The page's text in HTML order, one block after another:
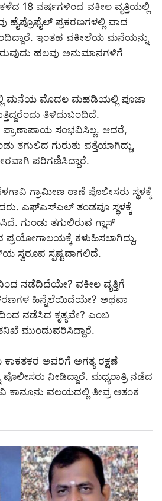
18 ವರ್ಷಗಳಿಂದ ವಕೀಲ ವೃತ್ತಿಯಲ್ಲಿ
ಹೈಪ್ರೊಫೈಲ್ ಪ್ರಕರಣಗಳಲ್ಲಿ ವಾದ
ಇಂತಹ ವಕೀಲೆಯ ಮನೆಯನ್ನು
ಹಲವು ಅನುಮಾನಗಳಿಗೆ
ಮನೆಯ ಮೊದಲ ಮಹಡಿಯಲ್ಲಿ ಪೂಜಾ
ತಿಳಿದುಬಂದಿದೆ.
ಪ್ರಾಣಾಪಾಯ ಸಂಭವಿಸಿಲ್ಲ. ಆದರೆ,
ತಗುಲಿದ ಗುರುತು ಪತ್ತೆಯಾಗಿದ್ದು,
ಪರಿಗಣಿಸಿದ್ದಾರೆ.
ಗ್ರಾಮೀಣ ಠಾಣೆ ಪೊಲೀಸರು ಸ್ಥಳಕ್ಕೆ
ಎಫ್‌ಎಸ್‌ಎಲ್ ತಂಡವೂ ಸ್ಥಳಕ್ಕೆ
ಗುಂಡು ತಗುಲಿರುವ ಗ್ಲಾಸ್
ಕಳುಹಿಸಲಾಗಿದ್ದು,
ಸ್ವರೂಪ ಸ್ಪಷ್ಟವಾಗಲಿದೆ.
ನಡೆದಿದೆಯೇ? ವಕೀಲ ವೃತ್ತಿಗೆ
ಹಿನ್ನೆಲೆಯಿದೆಯೇ? ಅಥವಾ
ನಡೆಸಿದ ಕೃತ್ಯವೇ? ಎಂಬ
ಮುಂದುವರಿಸಿದ್ದಾರೆ.
ಅವರಿಗೆ ಅಗತ್ಯ ರಕ್ಷಣೆ
ನೀಡಿದ್ದಾರೆ. ಮಧ್ಯರಾತ್ರಿ ನಡೆದ
ಕಾನೂನು ವಲಯದಲ್ಲಿ ತೀವ್ರ ಆತಂಕ